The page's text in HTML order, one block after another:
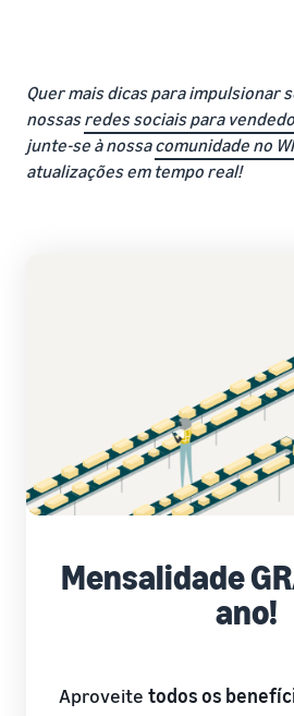
Quer mais dicas para impulsionar
nossasredes sociais para
junte-se à nossacomunidade no
atualizações em tempo real!
Mensalidade
ano!
Aproveite todos os